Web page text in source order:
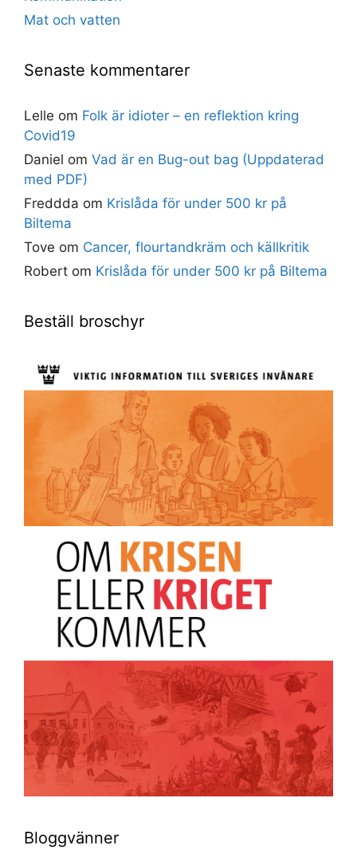
Mat och vatten
Senaste kommentarer
Lelle om Folk är idioter – en reflektion kring
Covid19
Daniel om Vad är en Bug-out bag (Uppdaterad
med PDF)
Freddda om Krislåda för under 500 kr på
Biltema
Tove om Cancer, flourtandkräm och källkritik
Robert om Krislåda för under 500 kr på Biltema
Beställ broschyr
Bloggvänner